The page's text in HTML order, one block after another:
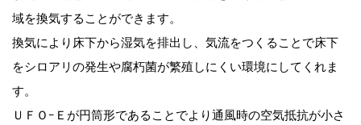
域を換気することができます。
換気により床下から湿気を排出し、気流をつくることで床下
をシロアリの発生や腐朽菌が繁殖しにくい環境にしてくれま
す。
ＵＦＯｰＥが円筒形であることでより通風時の空気抵抗が小さ